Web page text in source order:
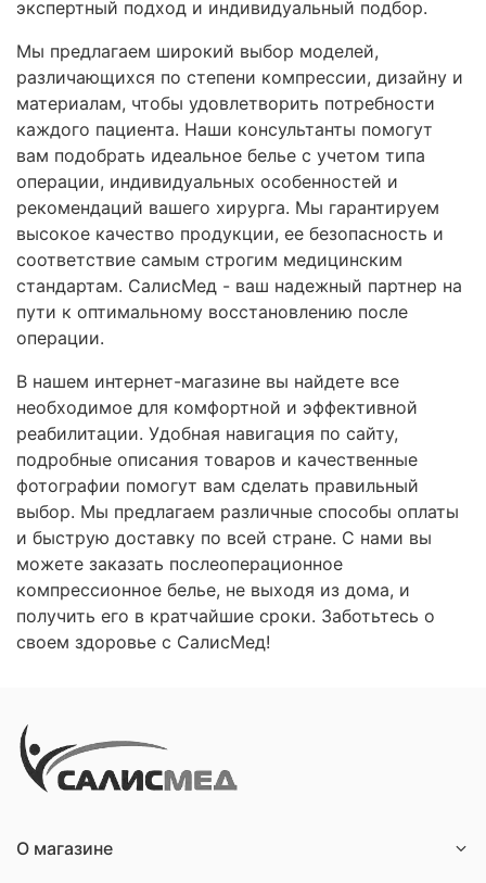
экспертный подход и индивидуальный подбор.
Мы предлагаем широкий выбор моделей,
различающихся по степени компрессии, дизайну и
материалам, чтобы удовлетворить потребности
каждого пациента. Наши консультанты помогут
вам подобрать идеальное белье с учетом типа
операции, индивидуальных особенностей и
рекомендаций вашего хирурга. Мы гарантируем
высокое качество продукции, ее безопасность и
соответствие самым строгим медицинским
стандартам. СалисМед - ваш надежный партнер на
пути к оптимальному восстановлению после
операции.
В нашем интернет-магазине вы найдете все
необходимое для комфортной и эффективной
реабилитации. Удобная навигация по сайту,
подробные описания товаров и качественные
фотографии помогут вам сделать правильный
выбор. Мы предлагаем различные способы оплаты
и быструю доставку по всей стране. С нами вы
можете заказать послеоперационное
компрессионное белье, не выходя из дома, и
получить его в кратчайшие сроки. Заботьтесь о
своем здоровье с СалисМед!
О магазине